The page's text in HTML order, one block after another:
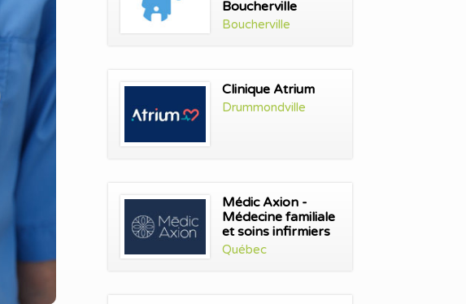
Boucherville
Boucherville
Clinique Atrium
Drummondville
Médic Axion -
Médecine familiale
et soins infirmiers
Québec